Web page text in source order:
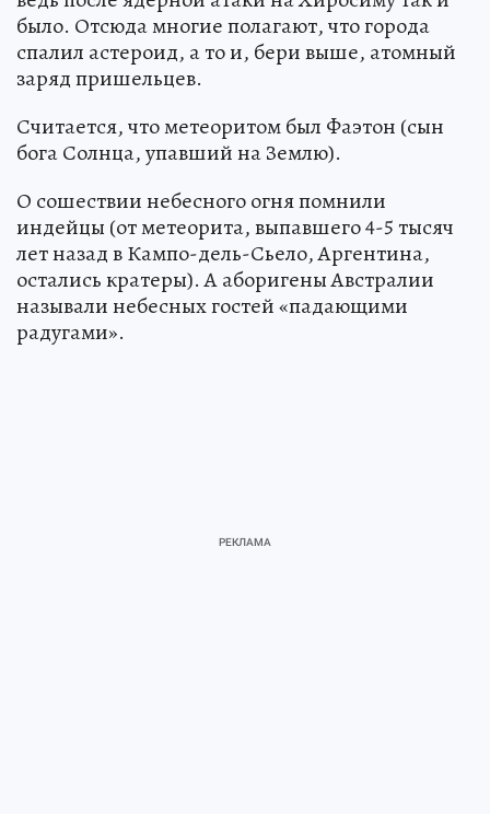
было. Отсюда многие полагают, что города
спалил астероид, а то и, бери выше, атомный
заряд пришельцев.
Считается, что метеоритом был Фаэтон (сын
бога Солнца, упавший на Землю).
О сошествии небесного огня помнили
индейцы (от метеорита, выпавшего 4-5 тысяч
лет назад в Кампо-дель-Сьело, Аргентина,
остались кратеры). А аборигены Австралии
называли небесных гостей «падающими
радугами».